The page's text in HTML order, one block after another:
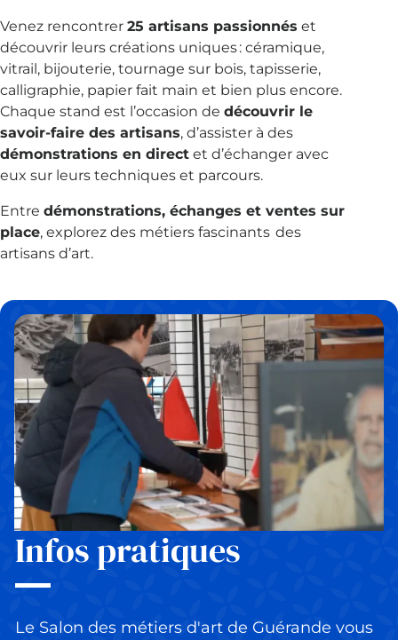
Venez rencontrer 25 artisans passionnés et
découvrir leurs créations uniques : céramique,
vitrail, bijouterie, tournage sur bois, tapisserie,
calligraphie, papier fait main et bien plus encore.
Chaque stand est l’occasion de découvrir le
savoir-faire des artisans, d’assister à des
démonstrations en direct et d’échanger avec
eux sur leurs techniques et parcours.
Entre démonstrations, échanges et ventes sur
place, explorez des métiers fascinants des
artisans d’art.
Infos pratiques
Le Salon des métiers d'art de Guérande vous